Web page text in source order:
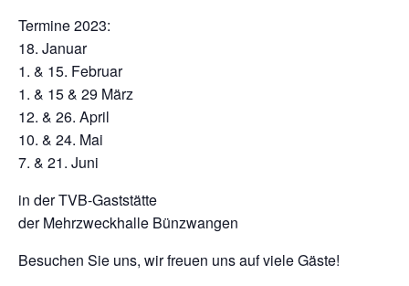
Termine 2023:
18. Januar
1. & 15. Februar
1. & 15 & 29 März
12. & 26. April
10. & 24. Mai
7. & 21. Juni
in der TVB-Gaststätte
der Mehrzweckhalle Bünzwangen
Besuchen Sie uns, wir freuen uns auf viele Gäste!